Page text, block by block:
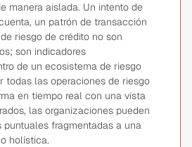
manera aislada. Un intento de
un patrón de transacción
riesgo de crédito no son
son indicadores
de un ecosistema de riesgo
todas las operaciones de riesgo
en tiempo real con una vista
las organizaciones pueden
puntuales fragmentadas a una
holística.